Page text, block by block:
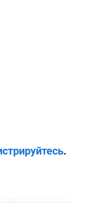
.